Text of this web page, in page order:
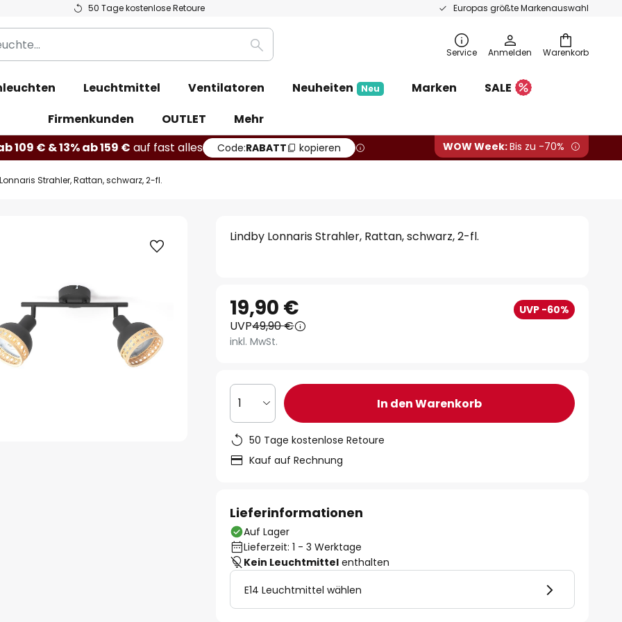
50 Tage kostenlose Retoure Europas größte Markenauswahl
Warenkorb
Suche Service Anmelden
Leuchtmittel Ventilatoren Neuheiten Neu Marken
SALE
Firmenkunden
OUTLET
Mehr
109 € & 13% ab 159 € auf fast alles Code:RABATT kopieren WOW Week:Bis zu -70%
Strahler, Rattan, schwarz, 2-fl.
Lindby Lonnaris Strahler, Rattan, schwarz, 2-fl.
19,90 € UVP -60%
UVP49,90 €
inkl. MwSt.
1 In den Warenkorb
50 Tage kostenlose Retoure
Kauf auf Rechnung
Lieferinformationen
Auf Lager
Lieferzeit: 1 - 3 Werktage
Kein Leuchtmittel enthalten
E14 Leuchtmittel wählen